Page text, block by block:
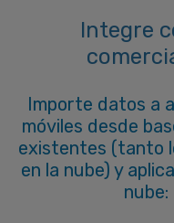
Integre
Importe datos a
móviles desde
existentes (tanto
en la nube) y
nube: